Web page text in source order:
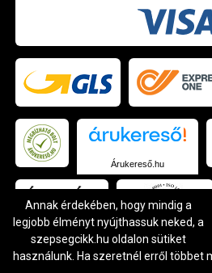
Árukereső.hu
Annak érdekében, hogy mindig a
legjobb élményt nyújthassuk neked, a
szepsegcikk.hu oldalon sütiket
használunk. Ha szeretnél erről többet